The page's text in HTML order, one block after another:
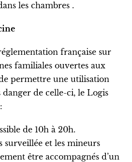
les chambres .
française sur
familiales ouvertes aux
permettre une utilisation
danger de celle-ci, le Logis
de 10h à 20h.
surveillée et les mineurs
être accompagnés d’un